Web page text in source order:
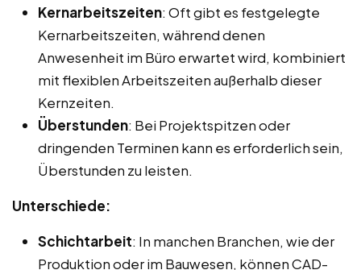
Kernarbeitszeiten: Oft gibt es festgelegte
Kernarbeitszeiten, während denen
Anwesenheit im Büro erwartet wird, kombiniert
mit flexiblen Arbeitszeiten außerhalb dieser
Kernzeiten.
Überstunden: Bei Projektspitzen oder
dringenden Terminen kann es erforderlich sein,
Überstunden zu leisten.
Unterschiede:
Schichtarbeit: In manchen Branchen, wie der
Produktion oder im Bauwesen, können CAD-